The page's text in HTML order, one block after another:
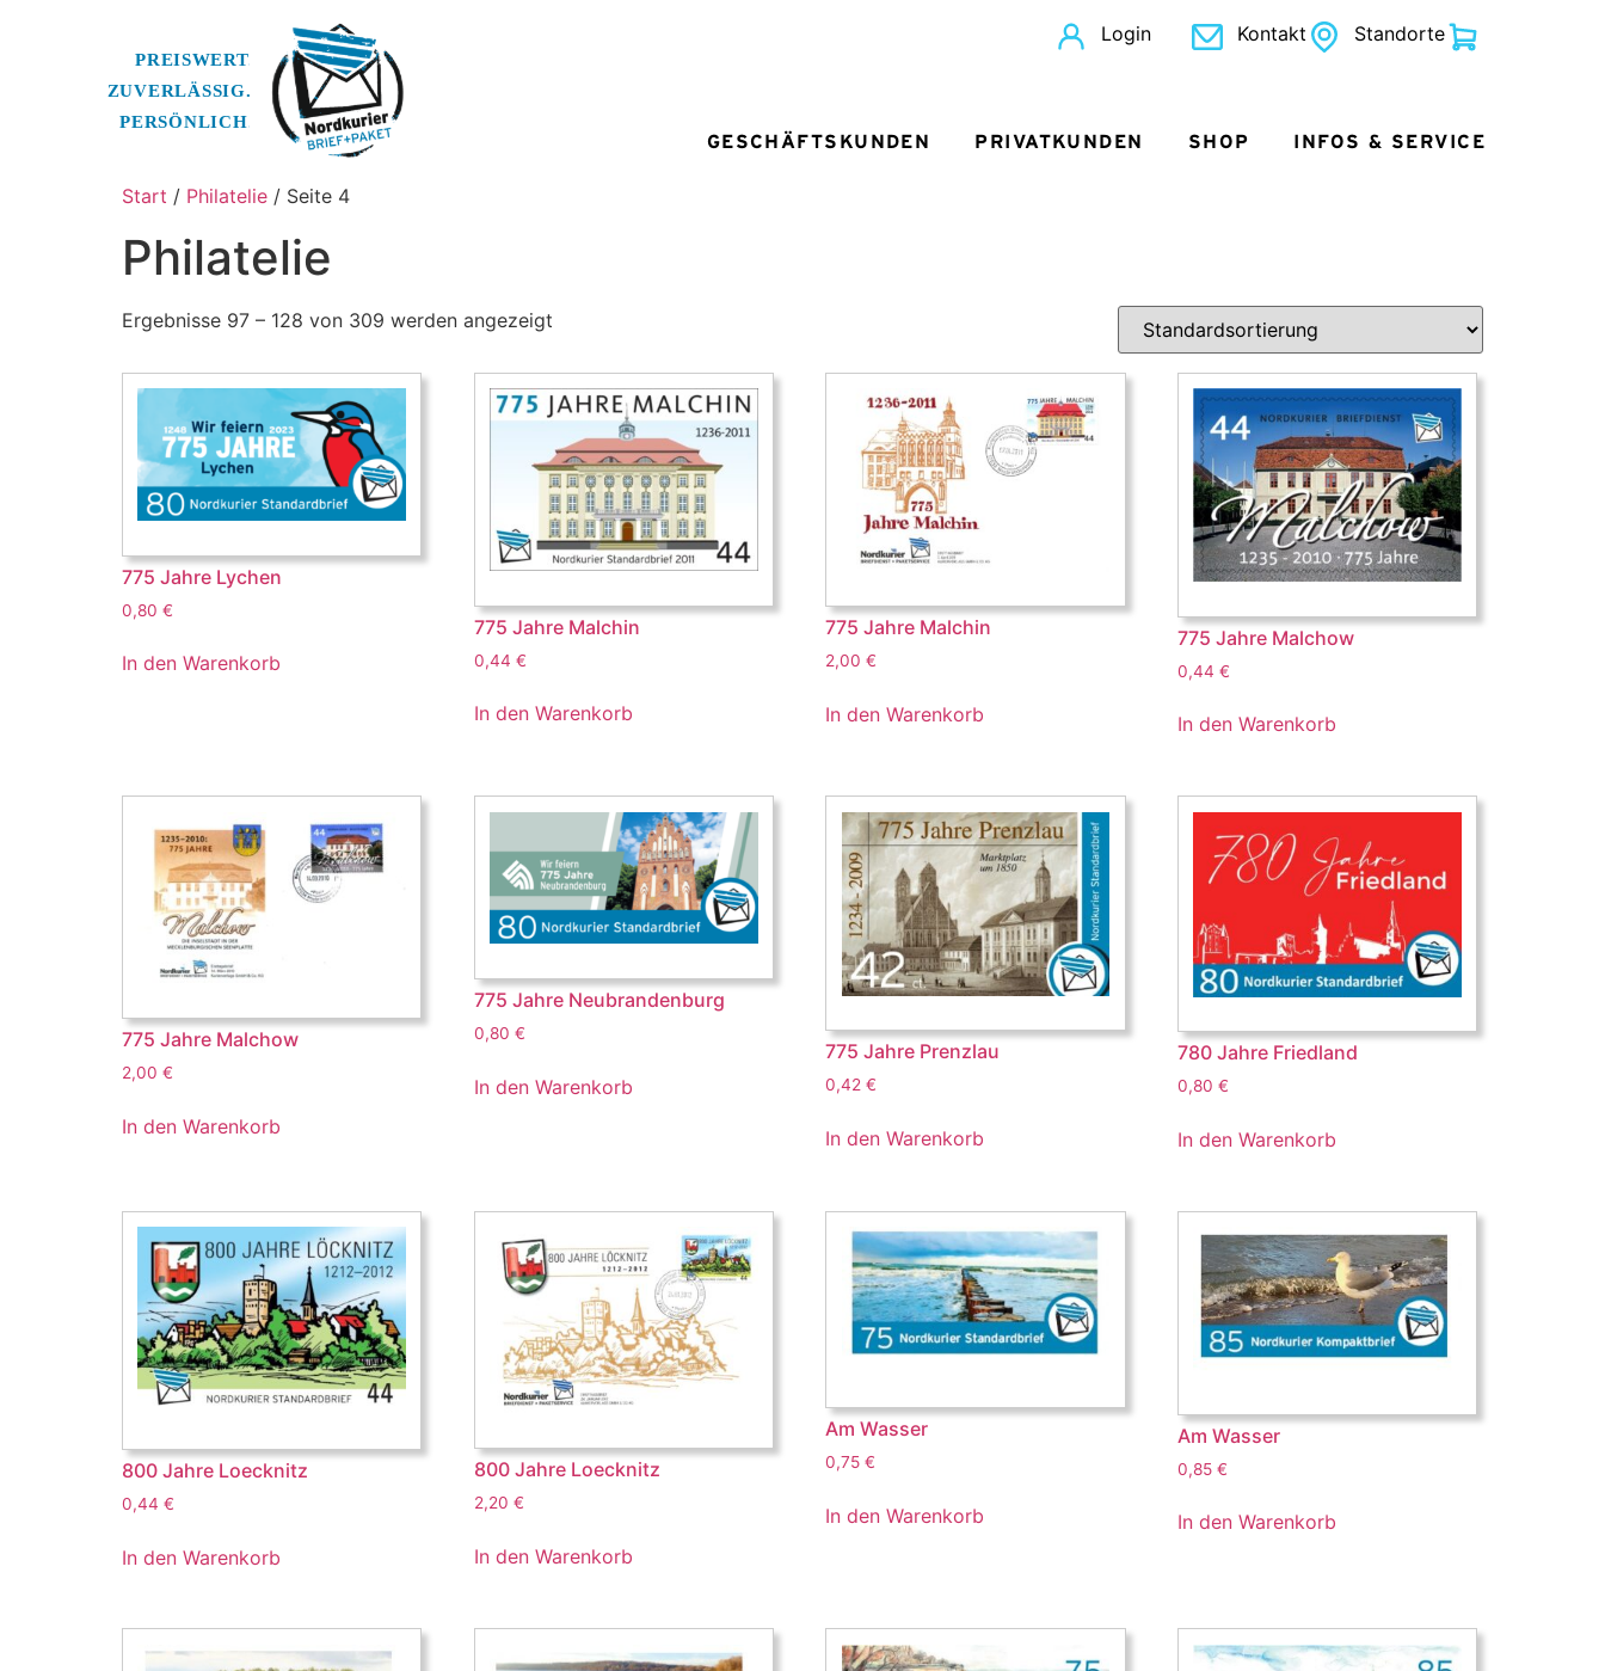
Login Kontakt Standorte
GESCHÄFTSKUNDEN PRIVATKUNDEN SHOP INFOS & SERVICE
Start / Philatelie / Seite 4
Philatelie
Ergebnisse 97 – 128 von 309 werden angezeigt
775 Jahre Lychen
0,80 €
In den Warenkorb
775 Jahre Malchin
0,44 €
In den Warenkorb
775 Jahre Malchin
2,00€
In den Warenkorb
775 Jahre Malchow
0,44€
In den Warenkorb
775 Jahre Malchow
2,00 €
In den Warenkorb
775 Jahre Neubrandenburg
0,80 €
In den Warenkorb
775 Jahre Prenzlau
0,42€
In den Warenkorb
780 Jahre Friedland
0,80€
In den Warenkorb
800 Jahre Loecknitz
0,44 €
In den Warenkorb
800 Jahre Loecknitz
2,20 €
In den Warenkorb
Am Wasser
0,75€
In den Warenkorb
Am Wasser
0,85€
In den Warenkorb